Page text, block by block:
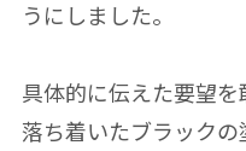
うにしました。
具体的に伝えた要望
落ち着いたブラック